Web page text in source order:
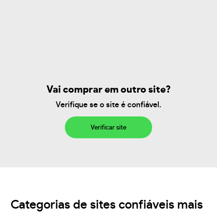
Vai comprar em outro site?
Verifique se o site é confiável.
Verificar site
Categorias de sites confiáveis mais